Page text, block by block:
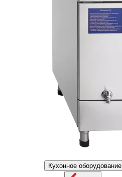
Кухонное оборудование